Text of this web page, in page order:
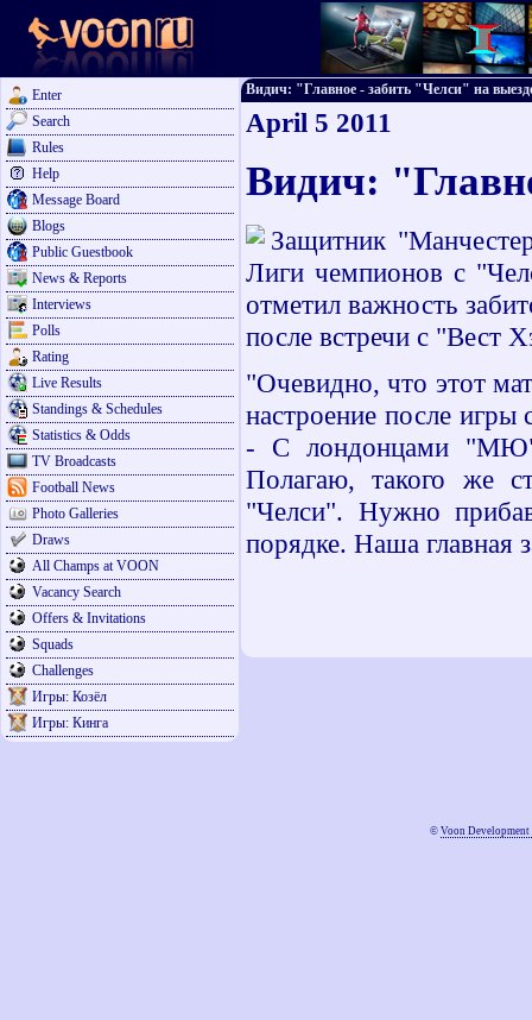
Enter
Search
Rules
Help
Message Board
Blogs
Public Guestbook
News & Reports
Interviews
Polls
Rating
Live Results
Standings & Schedules
Statistics & Odds
TV Broadcasts
Football News
Photo Galleries
Draws
All Champs at VOON
Vacancy Search
Offers & Invitations
Squads
Challenges
Игры: Козёл
Игры: Кинга
Видич: "Главное - забить "Челси" на
April 5 2011
Видич:
Защитник
Лиги чемпионов с
отметил важность
после встречи с "Вест
"Очевидно, что этот
настроение после
- С лондонцами "МЮ"
Полагаю, такого же
"Челси". Нужно
порядке. Наша главная
© Voon Development